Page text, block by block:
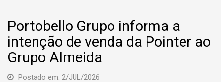
Pietre
Cristalli
Decor
Portobello Grupo informa a
intenção de venda da Pointer ao
Grupo Almeida
Postado em: 2/JUL/2026